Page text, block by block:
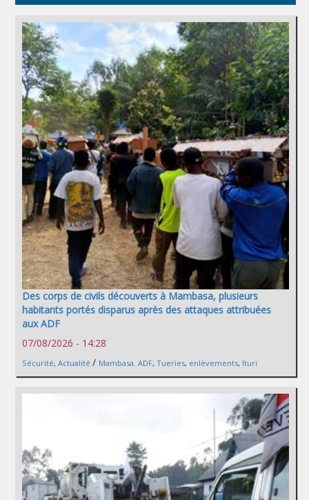
Des corps de civils découverts à Mambasa, plusieurs
habitants portés disparus après des attaques attribuées
aux ADF
07/08/2026 - 14:28
Sécurité, Actualité / Mambasa. ADF, Tueries, enlèvements, Ituri